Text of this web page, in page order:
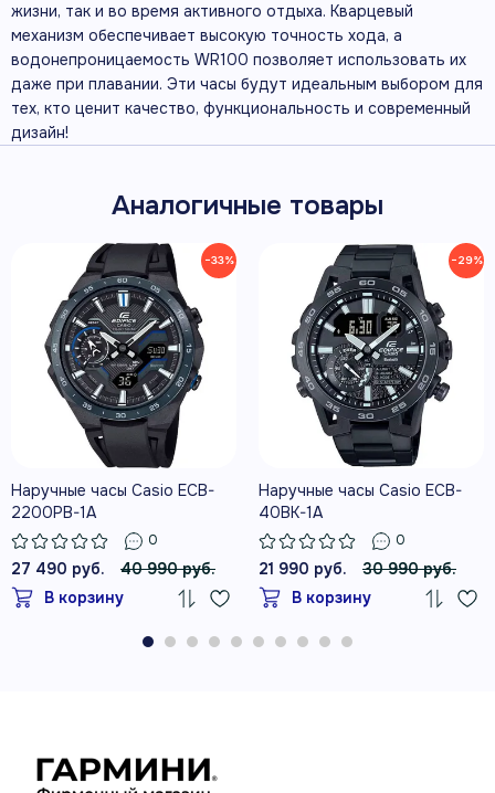
жизни, так и во время активного отдыха. Кварцевый
механизм обеспечивает высокую точность хода, а
водонепроницаемость WR100 позволяет использовать их
даже при плавании. Эти часы будут идеальным выбором для
тех, кто ценит качество, функциональность и современный
дизайн!
Аналогичные товары
−33%
Наручные часы Casio ECB-
2200PB-1A
0
27 490 руб.
40 990 руб.
В корзину
−29%
Наручные часы Casio ECB-
40BK-1A
0
21 990 руб.
30 990 руб.
В корзину